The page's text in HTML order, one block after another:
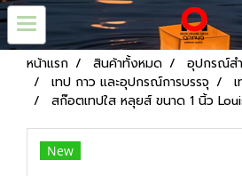
หน้าแรก สินค้าทั้งหมด
อุปกรณ์ส
เทป กาว และอุปกรณ์การบรรจุ
สก๊อตเทปใส หลุยส์ ขนาด 1 นิ้ว
New